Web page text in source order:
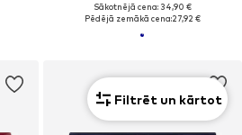
Sākotnējā cena: 34,90 €
Pēdējā zemākā cena:27,92 €
Filtrēt un kārtot